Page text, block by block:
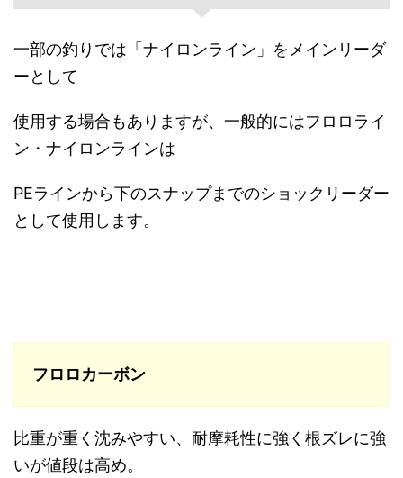
一部の釣りでは「ナイロンライン」をメインリーダ
ーとして
使用する場合もありますが、一般的にはフロロライ
ン・ナイロンラインは
PEラインから下のスナップまでのショックリーダー
として使用します。
フロロカーボン
比重が重く沈みやすい、耐摩耗性に強く根ズレに強
いが値段は高め。